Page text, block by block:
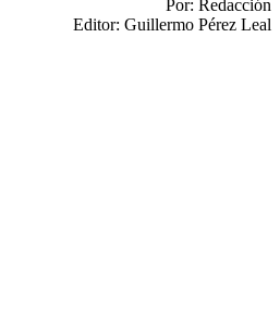
Por: Redacción
Editor: Guillermo Pérez Leal